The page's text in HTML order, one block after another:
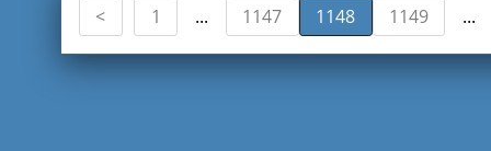
1 1147 1148 1149